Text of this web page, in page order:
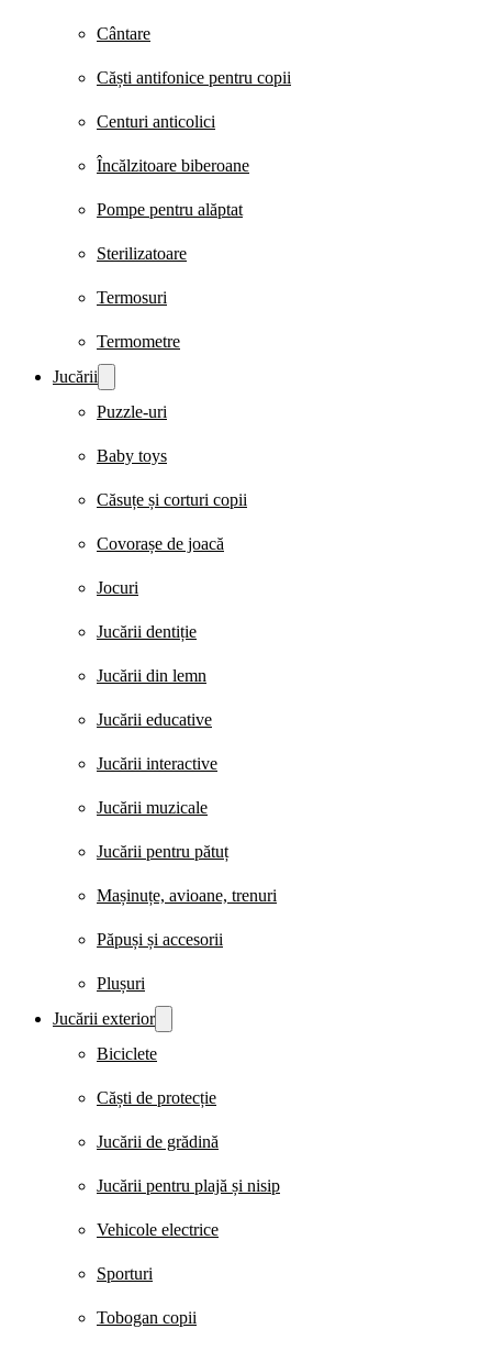
Cântare
Căști antifonice pentru copii
Centuri anticolici
Încălzitoare biberoane
Pompe pentru alăptat
Sterilizatoare
Termosuri
Termometre
Jucării
Puzzle-uri
Baby toys
Căsuțe și corturi copii
Covorașe de joacă
Jocuri
Jucării dentiție
Jucării din lemn
Jucării educative
Jucării interactive
Jucării muzicale
Jucării pentru pătuț
Mașinuțe, avioane, trenuri
Păpuși și accesorii
Plușuri
Jucării exterior
Biciclete
Căști de protecție
Jucării de grădină
Jucării pentru plajă și nisip
Vehicole electrice
Sporturi
Tobogan copii